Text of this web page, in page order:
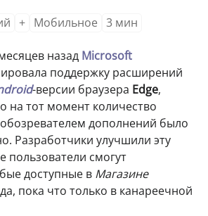
+ Мобильное 3 мин
назад Microsoft
поддержку расширений
-версии браузера Edge,
на тот момент количество
дополнений было
Разработчики улучшили эту
пользователи смогут
доступные в Магазине
пока что только в канареечной